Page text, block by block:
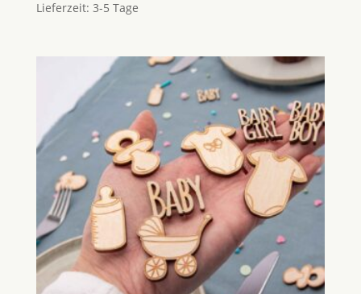
Lieferzeit: 3-5 Tage